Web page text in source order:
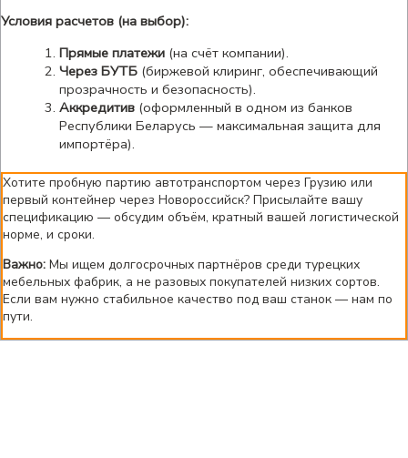
Условия расчетов (на выбор):
Прямые платежи(на счёт компании).
Через БУТБ(биржевой клиринг, обеспечивающий
прозрачность и безопасность).
Аккредитив(оформленный в одном из банков
Республики Беларусь — максимальная защита для
импортёра).
Хотите пробную партию автотранспортом через Грузию или
первый контейнер через Новороссийск? Присылайте вашу
спецификацию — обсудим объём, кратный вашей логистической
норме, и сроки.
Важно: Мы ищем долгосрочных партнёров среди турецких
мебельных фабрик, а не разовых покупателей низких сортов.
Если вам нужно стабильное качество под ваш станок — нам по
пути.